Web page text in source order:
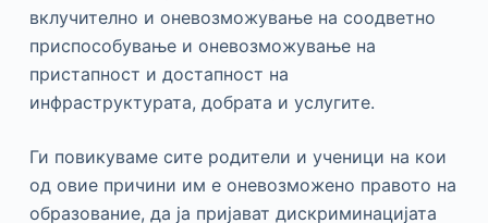
вклучително и оневозможување на соодветно
приспособување и оневозможување на
пристапност и достапност на
инфраструктурата, добрата и услугите.
Ги повикуваме сите родители и ученици на кои
од овие причини им е оневозможено правото на
образование, да ја пријават дискриминацијата